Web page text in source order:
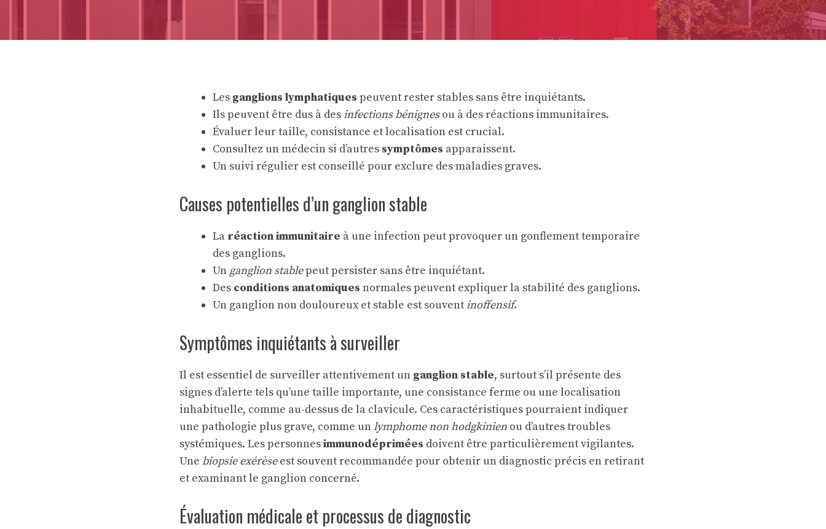
Les ganglions lymphatiques peuvent rester stables sans être inquiétants.
Ils peuvent être dus à desinfections bénignesou à des réactions immunitaires.
Évaluer leur taille, consistance et localisation est crucial.
Consultez un médecin si d’autres symptômes apparaissent.
Un suivi régulier est conseillé pour exclure des maladies graves.
Causes potentielles d’un ganglion stable
La réaction immunitaire à une infection peut provoquer un gonflement temporaire
des ganglions.
Un ganglion stablepeut persister sans être inquiétant.
Des conditions anatomiques normales peuvent expliquer la stabilité des ganglions.
Un ganglion non douloureux et stable est souventinoffensif.
Symptômes inquiétants à surveiller
Il est essentiel de surveiller attentivement un ganglion stable, surtout s’il présente des
signes d’alerte tels qu’une taille importante, une consistance ferme ou une localisation
inhabituelle, comme au-dessus de la clavicule. Ces caractéristiques pourraient indiquer
une pathologie plus grave, comme unlymphome non hodgkinien ou d’autres troubles
systémiques. Les personnesimmunodéprimées doivent être particulièrement vigilantes.
Une biopsie exérèseest souvent recommandée pour obtenir un diagnostic précis en retirant
et examinant le ganglion concerné.
Évaluation médicale et processus de diagnostic